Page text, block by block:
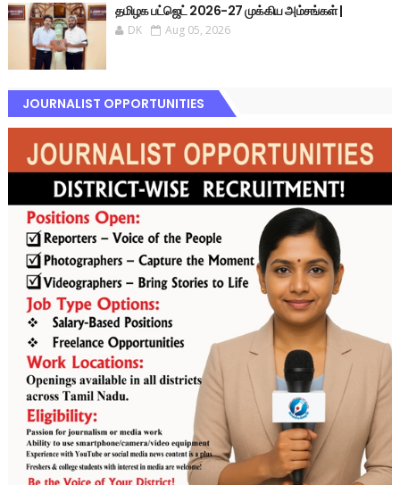
தமிழக பட்ஜெட் 2026-27 முக்கிய அம்சங்கள் |
DK Aug 05, 2026
JOURNALIST OPPORTUNITIES